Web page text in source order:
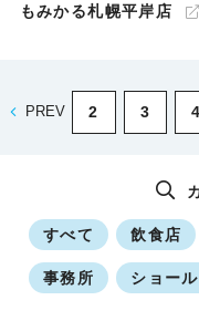
もみかる札幌平岸店
PREV 2 3 4
すべて 飲食店
事務所 ショー